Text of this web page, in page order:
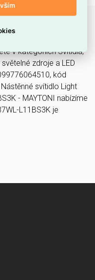
3000K 10W
v kategoriích Svítidla,
zdroje a LED
kód
svítidlo Light
- MAYTONI nabízíme
L11BS3K je